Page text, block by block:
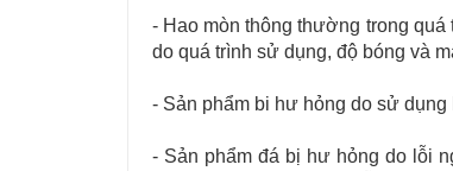
- Hao mòn thông thường trong
do quá trình sử dụng, độ bóng và
- Sản phẩm bi hư hỏng do sử
- Sản phẩm đá bị hư hỏng do lỗi